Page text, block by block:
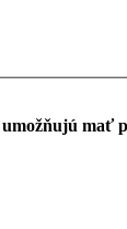
umožňujú